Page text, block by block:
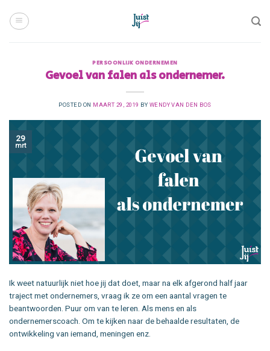
content
PERSOONLIJK ONDERNEMEN
Gevoel van falen als ondernemer.
POSTED ON MAART 29, 2019 BY WENDY VAN DEN BOS
29
mrt
Ik weet natuurlijk niet hoe jij dat doet, maar na elk afgerond half jaar
traject met ondernemers, vraag ik ze om een aantal vragen te
beantwoorden. Puur om van te leren. Als mens en als
ondernemerscoach. Om te kijken naar de behaalde resultaten, de
ontwikkeling van iemand, meningen enz.